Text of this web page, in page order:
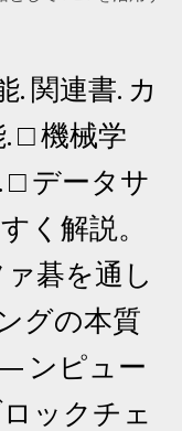
. 関連書. カ
□ 機械学
□ データサ
く解説。
碁を通し
グの本質
ンピュー
ックチェ